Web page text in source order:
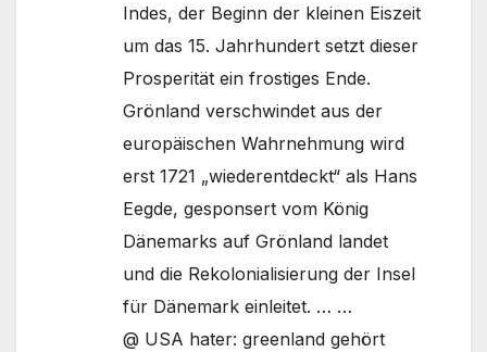
Indes, der Beginn der kleinen Eiszeit
um das 15. Jahrhundert setzt dieser
Prosperität ein frostiges Ende.
Grönland verschwindet aus der
europäischen Wahrnehmung wird
erst 1721 „wiederentdeckt“ als Hans
Eegde, gesponsert vom König
Dänemarks auf Grönland landet
und die Rekolonialisierung der Insel
für Dänemark einleitet. … …
@ USA hater: greenland gehört